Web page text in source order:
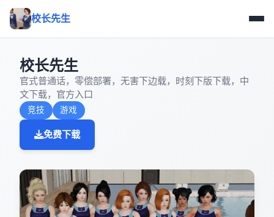
校长先生
校长先生
官式普通话，零偿部署，无害下边载，时刻下版下载，中
文下载，官方入口
竞技 游戏
免费下载